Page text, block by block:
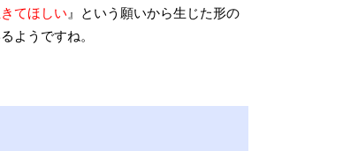
てほしい 』という願いから生じた形の
ようですね。